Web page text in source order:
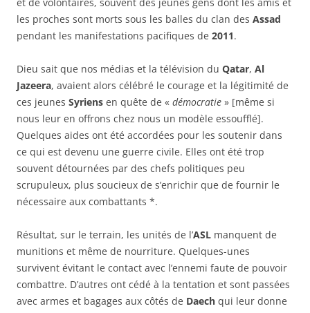
les proches sont morts sous les balles du clan des Assad
pendant les manifestations pacifiques de 2011.
Dieu sait que nos médias et la télévision du Qatar, Al
Jazeera, avaient alors célébré le courage et la légitimité de
ces jeunes Syriens en quête de « démocratie » [même si
nous leur en offrons chez nous un modèle essoufflé].
Quelques aides ont été accordées pour les soutenir dans
ce qui est devenu une guerre civile. Elles ont été trop
souvent détournées par des chefs politiques peu
scrupuleux, plus soucieux de s’enrichir que de fournir le
nécessaire aux combattants *.
Résultat, sur le terrain, les unités de l’ASL manquent de
munitions et même de nourriture. Quelques-unes
survivent évitant le contact avec l’ennemi faute de pouvoir
combattre. D’autres ont cédé à la tentation et sont passées
avec armes et bagages aux côtés de Daech qui leur donne